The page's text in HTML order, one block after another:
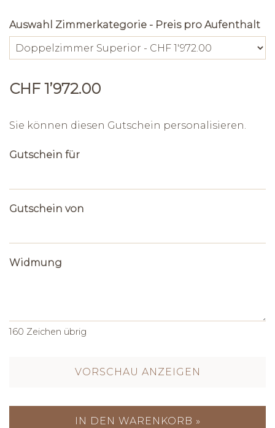
Auswahl Zimmerkategorie - Preis pro Aufenthalt
CHF 1’972.00
Sie können diesen Gutschein personalisieren.
Gutschein für
Gutschein von
Widmung
160 Zeichen übrig
VORSCHAU ANZEIGEN
IN DEN WARENKORB »